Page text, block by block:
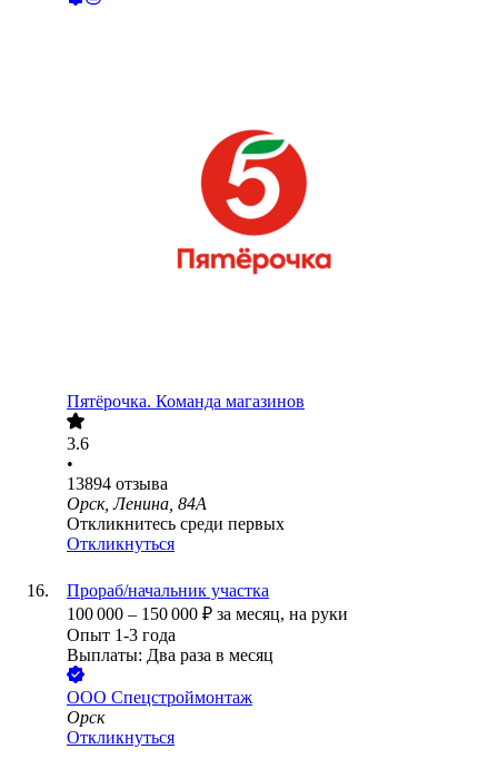
Пятёрочка. Команда магазинов
3.6
•
13894 отзыва
Орск, Ленина, 84А
Откликнитесь среди первых
Откликнуться
Прораб/начальник участка
100 000 – 150 000 ₽ за месяц, на руки
Опыт 1-3 года
Выплаты: Два раза в месяц
ООО Спецстроймонтаж
Орск
Откликнуться